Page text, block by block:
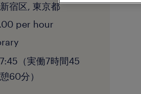
宿区, 東京都
per hour
（実働7時間45
60分）